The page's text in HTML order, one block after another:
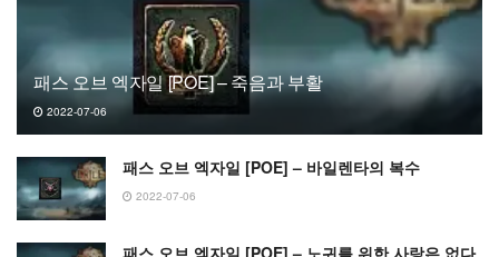
패스 오브 엑자일 [POE] – 죽음과 부활
2022-07-06
패스 오브 엑자일 [POE] – 바일렌타의 복수
2022-07-06